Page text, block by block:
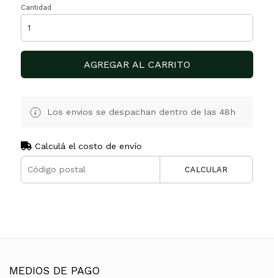
Cantidad
AGREGAR AL CARRITO
Los envios se despachan dentro de las 48h
Calculá el costo de envío
CALCULAR
MEDIOS DE PAGO